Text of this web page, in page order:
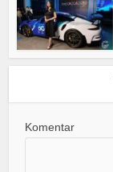
Komentar